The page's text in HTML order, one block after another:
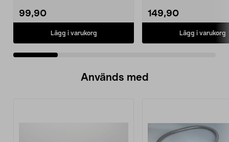
99,90
Lägg i varukorg
149,90
Lägg i varukorg
Används med